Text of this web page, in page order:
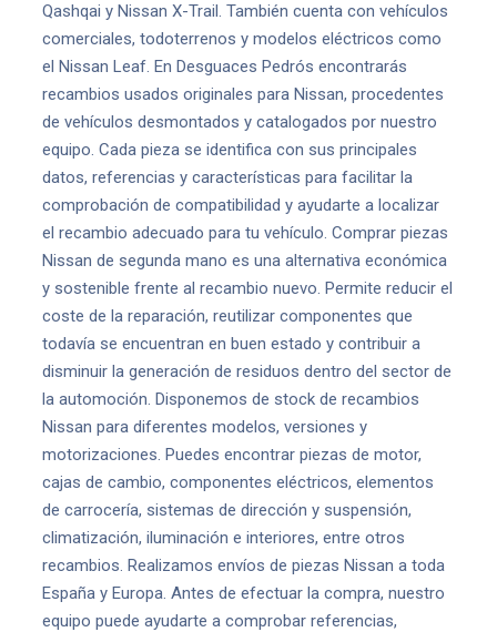
Qashqai y Nissan X-Trail. También cuenta con vehículos
comerciales, todoterrenos y modelos eléctricos como
el Nissan Leaf. En Desguaces Pedrós encontrarás
recambios usados originales para Nissan, procedentes
de vehículos desmontados y catalogados por nuestro
equipo. Cada pieza se identifica con sus principales
datos, referencias y características para facilitar la
comprobación de compatibilidad y ayudarte a localizar
el recambio adecuado para tu vehículo. Comprar piezas
Nissan de segunda mano es una alternativa económica
y sostenible frente al recambio nuevo. Permite reducir el
coste de la reparación, reutilizar componentes que
todavía se encuentran en buen estado y contribuir a
disminuir la generación de residuos dentro del sector de
la automoción. Disponemos de stock de recambios
Nissan para diferentes modelos, versiones y
motorizaciones. Puedes encontrar piezas de motor,
cajas de cambio, componentes eléctricos, elementos
de carrocería, sistemas de dirección y suspensión,
climatización, iluminación e interiores, entre otros
recambios. Realizamos envíos de piezas Nissan a toda
España y Europa. Antes de efectuar la compra, nuestro
equipo puede ayudarte a comprobar referencias,